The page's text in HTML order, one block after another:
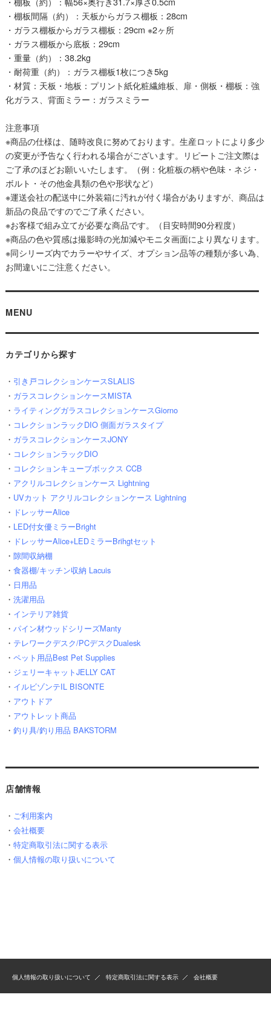
・棚板間隔（約）：天板からガラス棚板：28cm
・ガラス棚板からガラス棚板：29cm ※2ヶ所
・ガラス棚板から底板：29cm
・重量（約）：38.2kg
・耐荷重（約）：ガラス棚板1枚につき5kg
・材質：天板・地板：プリント紙化粧繊維板、扉・側板・棚板：強
化ガラス、背面ミラー：ガラスミラー
注意事項
※商品の仕様は、随時改良に努めております。生産ロットにより多少
の変更が予告なく行われる場合がございます。リピートご注文際は
ご了承のほどお願いいたします。（例：化粧板の柄や色味・ネジ・
ボルト・その他金具類の色や形状など）
※運送会社の配送中に外装箱に汚れが付く場合がありますが、商品は
新品の良品ですのでご了承ください。
※お客様で組み立てが必要な商品です。（目安時間90分程度）
※商品の色や質感は撮影時の光加減やモニタ画面により異なります。
※同シリーズ内でカラーやサイズ、オプション品等の種類が多い為、
お間違いにご注意ください。
MENU
カテゴリから探す
・ 引き戸コレクションケースSLALIS
・ ガラスコレクションケースMISTA
・ ライティングガラスコレクションケースGiorno
・ コレクションラックDIO 側面ガラスタイプ
・ ガラスコレクションケースJONY
・ コレクションラックDIO
・ コレクションキューブボックス CCB
・ アクリルコレクションケース Lightning
・ UVカット アクリルコレクションケース Lightning
・ ドレッサーAlice
・ LED付女優ミラーBright
・ ドレッサーAlice+LEDミラーBrihgtセット
・ 隙間収納棚
・ 食器棚/キッチン収納 Lacuis
・ 日用品
・ 洗濯用品
・ インテリア雑貨
・ パイン材ウッドシリーズManty
・ テレワークデスク/PCデスクDualesk
・ ペット用品Best Pet Supplies
・ ジェリーキャットJELLY CAT
・ イルビゾンテIL BISONTE
・ アウトドア
・ アウトレット商品
・ 釣り具/釣り用品 BAKSTORM
店舗情報
・ ご利用案内
・ 会社概要
・ 特定商取引法に関する表示
・ 個人情報の取り扱いについて
個人情報の取り扱いについて 特定商取引法に関する表示 会社概要